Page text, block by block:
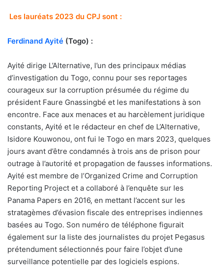
Les lauréats 2023 du CPJ sont :
Ferdinand Ayité (Togo) :
Ayité dirige L’Alternative, l’un des principaux médias
d’investigation du Togo, connu pour ses reportages
courageux sur la corruption présumée du régime du
président Faure Gnassingbé et les manifestations à son
encontre. Face aux menaces et au harcèlement juridique
constants, Ayité et le rédacteur en chef de L’Alternative,
Isidore Kouwonou, ont fui le Togo en mars 2023, quelques
jours avant d’être condamnés à trois ans de prison pour
outrage à l’autorité et propagation de fausses informations.
Ayité est membre de l’Organized Crime and Corruption
Reporting Project et a collaboré à l’enquête sur les
Panama Papers en 2016, en mettant l’accent sur les
stratagèmes d’évasion fiscale des entreprises indiennes
basées au Togo. Son numéro de téléphone figurait
également sur la liste des journalistes du projet Pegasus
prétendument sélectionnés pour faire l’objet d’une
surveillance potentielle par des logiciels espions.